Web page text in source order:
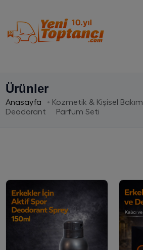
Ürünler
Anasayfa Kozmetik & Kişisel Bakım
Deodorant
Parfüm Seti